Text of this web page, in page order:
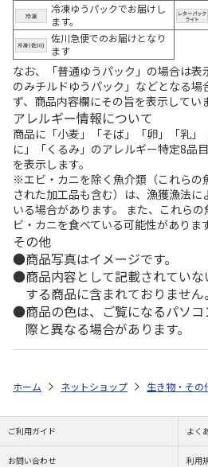
冷凍ゆうパックでお届けし
ます。
佐川急便でのお届けとなり
ます
なお、「普通ゆうパック」の場合は
のみチルドゆうパック」などとなる場
ず、商品内容欄にその旨を表示してい
アレルギー情報について
商品に「小麦」「そば」「卵」「乳」
に」「くるみ」のアレルギー特定8品
を表示します。
※エビ・カニを除く魚介類（これらの
された加工品も含む）は、漁獲漁法に
いる場合があります。 また、これら
ビ・カニを食べている可能性がありま
その他
商品写真はイメージです。
商品内容として記載されてい
する商品に含まれておりません。
商品の色は、ご覧になるパソ
際と異なる場合があります。
ホーム ネットショップ 生き物・その
ご利用ガイド よく
お問い合わせ 利用